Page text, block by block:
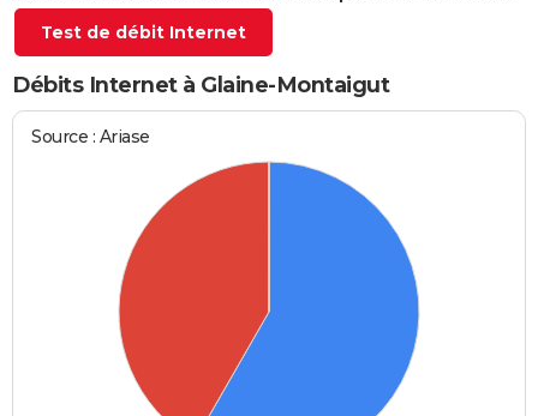
S'inscrire
Se connecter
Lycées
Collèges
Primaires
Universités
Entreprises
Service militaire
Avis de recherche
Bricolage
Lifestyle
Culture
Sport
Auto
Television
Voyage
Cinema
Test de débit Internet
Débits Internet à Glaine-Montaigut
Source : Ariase